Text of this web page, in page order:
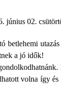
június 02.
betlehemi
a jó idők!
volna így